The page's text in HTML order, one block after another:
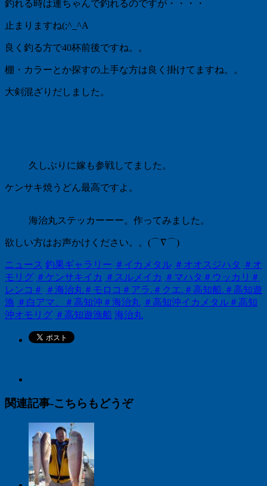
釣れる時は連ちゃんで釣れるのですが・・・・
止まりますね(;^_^A
良く釣る方で40杯前後ですね。。
棚・カラーとか探すの上手な方は良く掛けてますね。。
大剣混ざりだしました。
久しぶりに嫁も参戦してました。
ケンサキ焼うどん最高ですよ。
海治丸ステッカーーー。作ってみました。
欲しい方はお声かけください。。(⌒∇⌒)
ニュース 釣果ギャラリー ＃イカメタル ＃オオスジハタ
＃オ
モリグ ＃ケンサキイカ ＃スルメイカ ＃マハタ＃ウッカリ＃
レンコ＃
＃海治丸＃モロコ＃アラ.＃クエ.＃高知船.＃高知遊
漁 ＃白アマ、＃高知沖＃海治丸 ＃高知沖イカメタル＃高知
沖オモリグ ＃高知遊漁船 海治丸
関連記事-こちらもどうぞ